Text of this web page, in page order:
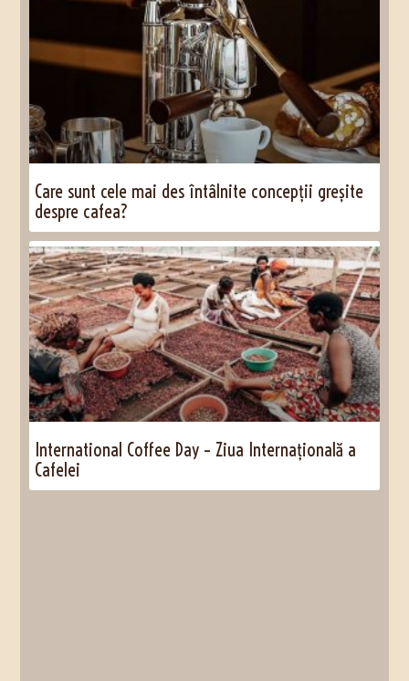
Care sunt cele mai des întâlnite concepții greșite
despre cafea?
International Coffee Day – Ziua Internațională a
Cafelei